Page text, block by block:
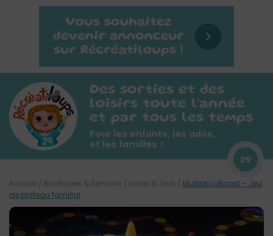
Des sorties et des
loisirs toute l'année
et par tous les temps
Pour les enfants, les ados,
et les familles !
29
Accueil / Boutiques & Services / Livres & Jeux / MultiplicaBoost – Jeu
de plateau familial